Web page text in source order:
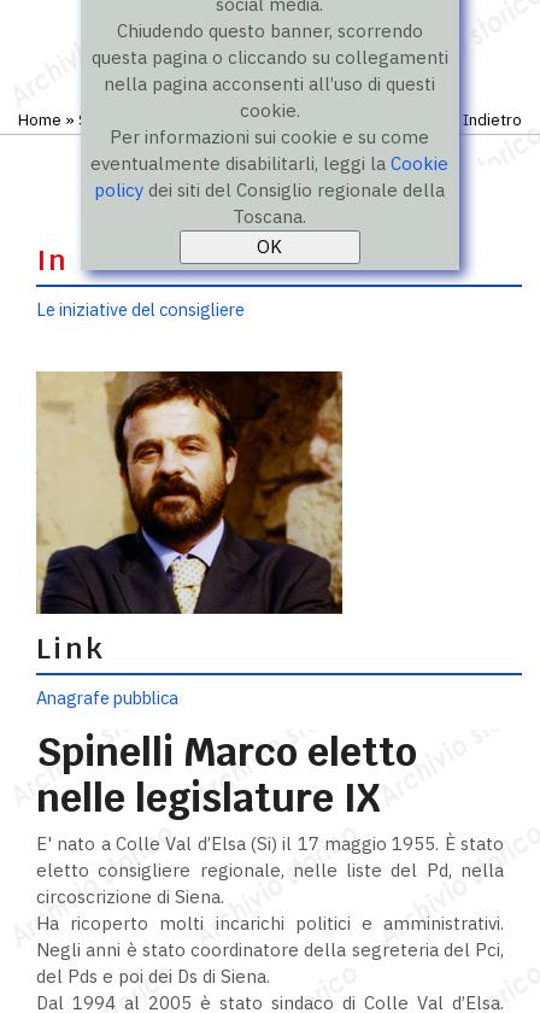
Chiudendo questo banner, scorrendo
questa pagina o cliccando su collegamenti
nella pagina acconsenti all’uso di questi
cookie.
Per informazioni sui cookie e su come
eventualmente disabilitarli, leggi laCookie
policy dei siti del Consiglio regionale della
Toscana.
Home » Storico IX legislatura»Consiglieri Indietro
In evidenza
Le iniziative del consigliere
Link
Anagrafe pubblica
Spinelli Marco eletto
nelle legislature IX
E' nato a Colle Val d’Elsa (Si) il 17 maggio 1955. È stato
eletto consigliere regionale, nelle liste del Pd, nella
circoscrizione di Siena.
Ha ricoperto molti incarichi politici e amministrativi.
Negli anni è stato coordinatore della segreteria del Pci,
del Pds e poi dei Ds di Siena.
Dal 1994 al 2005 è stato sindaco di Colle Val d’Elsa.